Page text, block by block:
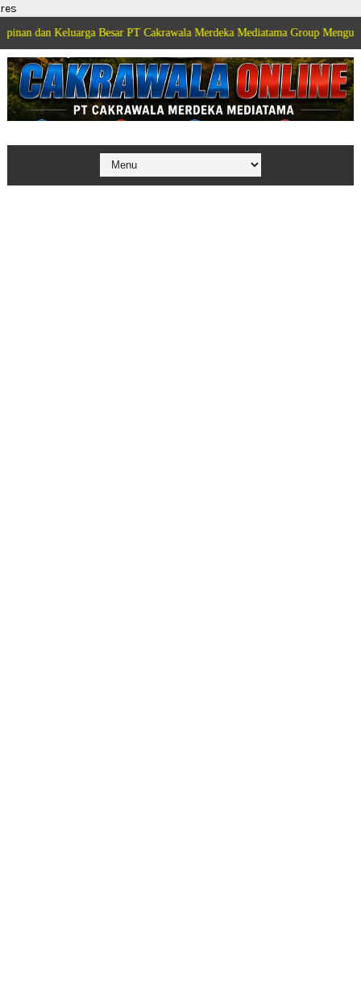
res
Besar PT Cakrawala Merdeka Mediatama Group Mengucapkan